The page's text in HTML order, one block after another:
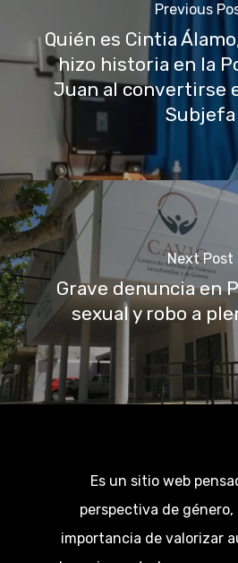
Previous
Quién es Cintia
hizo historia en la
Juan al convertirse
Subjefa
Next Post
Grave denuncia en
sexual y robo a
Es un sitio web
perspectiva de género,
importancia de valorizar